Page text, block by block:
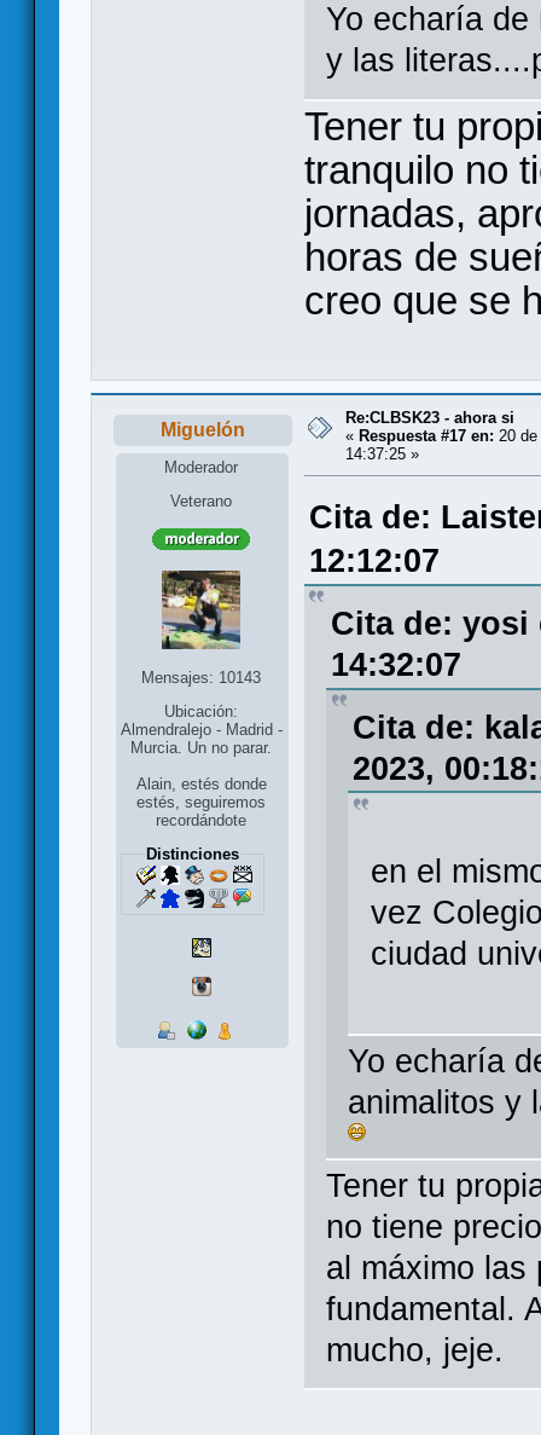
Yo echaría de
y las
Tener tu
tranquilo no
jornadas,
horas de
creo que se
Miguelón
Moderador
Veterano
Mensajes: 10143
Ubicación:
Almendralejo - Madrid -
Murcia. Un no parar.
Alain, estés donde
estés, seguiremos
recordándote
Distinciones
Re:CLBSK23 - ahora si
« Respuesta #17 en: 20
14:37:25 »
Cita de:
12:12:07
Cita de: yosi
14:32:07
Cita de:
2023,
en el
vez
ciudad
Yo echaría
animalitos y
Tener tu
no tiene
al máximo las
fundamental.
mucho, jeje.